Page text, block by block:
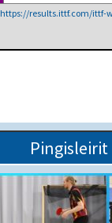
https://results.ittf.com/ittf-
Pingisleirit